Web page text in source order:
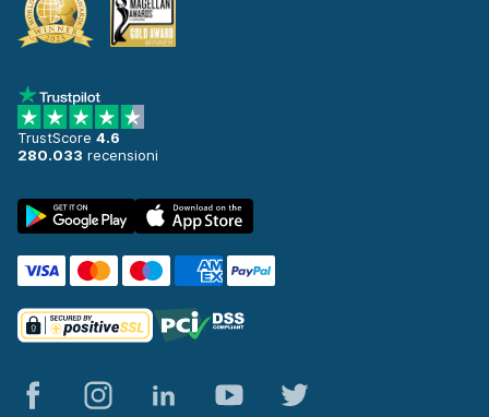
TrustScore 4.6
280.033 recensioni